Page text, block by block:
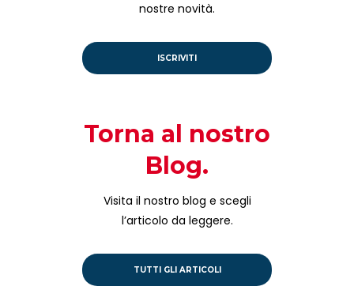
nostre novità.
ISCRIVITI
Torna al nostro
Blog.
Visita il nostro blog e scegli
l’articolo da leggere.
TUTTI GLI ARTICOLI